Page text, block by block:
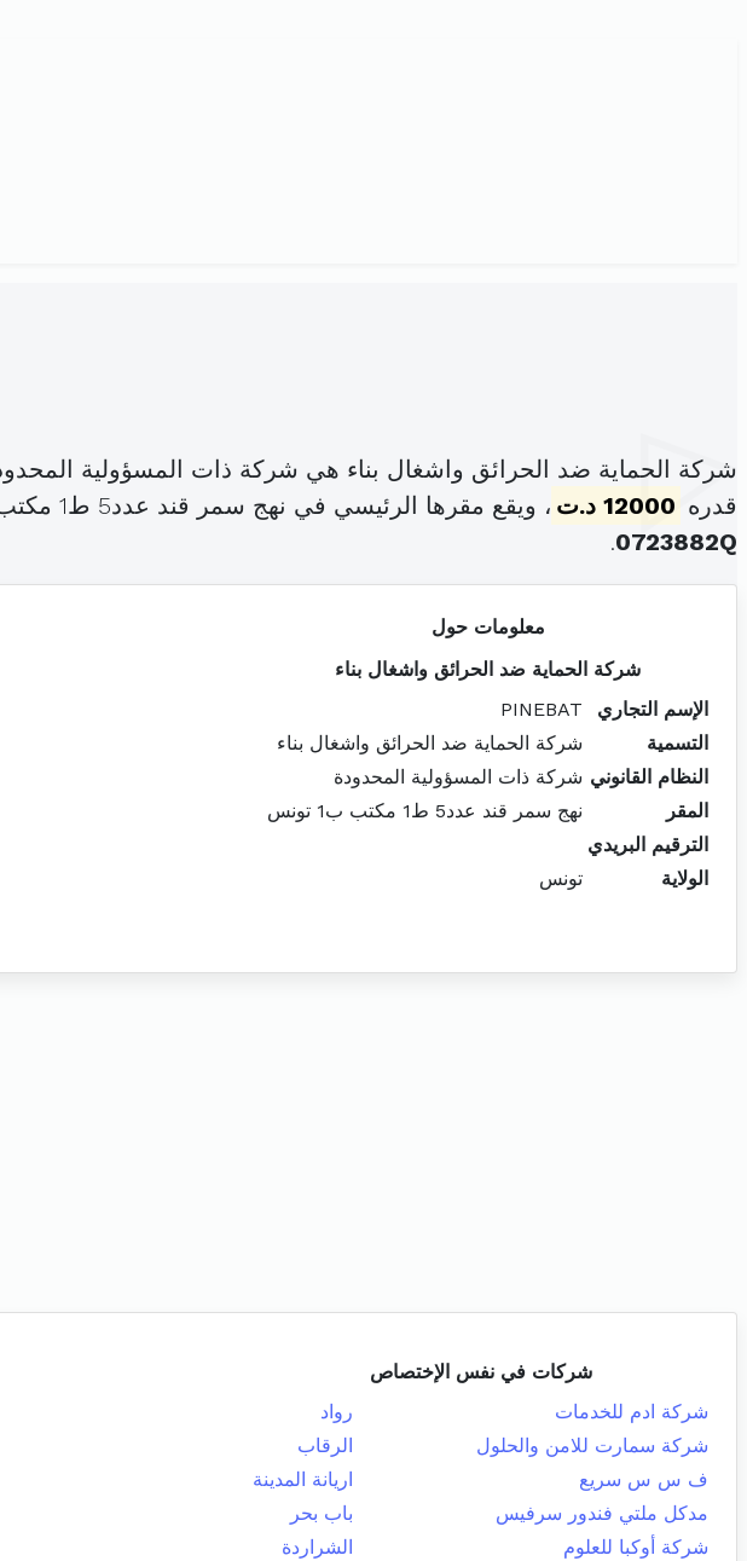
شركة الحماية ضد الحرائق واشغال بناء هي شركة ذات المسؤولية
قدره 12000 د.ت ، ويقع مقرها الرئيسي في نهج سمر قند عدد5 ط1 مكتب ب1 تونس (
0723882Q
.
معلومات حول
شركة الحماية ضد الحرائق واشغال بناء
الإسم التجاري
PINEBAT
التسمية
شركة الحماية ضد الحرائق واشغال بناء
النظام القانوني شركة ذات المسؤولية المحدودة
المقر
نهج سمر قند عدد5 ط1 مكتب ب1 تونس
الترقيم البريدي
الولاية
تونس
شركات في نفس الإختصاص
شركة ادم للخدمات
رواد
شركة سمارت للامن والحلول
الرقاب
ف س س سريع
اريانة المدينة
مدكل ملتي فندور سرفيس
باب بحر
شركة أوكبا للعلوم
الشراردة